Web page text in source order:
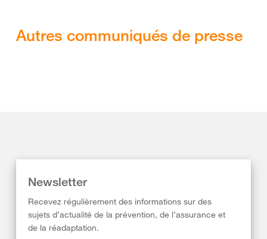
Autres communiqués de presse
Newsletter
Recevez régulièrement des informations sur des
sujets d’actualité de la prévention, de l’assurance et
de la réadaptation.